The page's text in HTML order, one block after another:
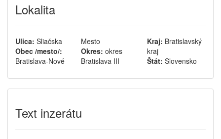
Lokalita
Ulica: Sliačska
Obec /mesto/:
Bratislava-Nové
Mesto
Okres: okres
Bratislava III
Kraj:
kraj
Štát: Slovensko
Text inzerátu